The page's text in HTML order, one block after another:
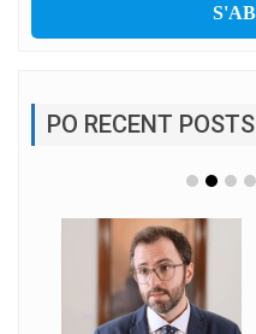
PO RECENT POSTS